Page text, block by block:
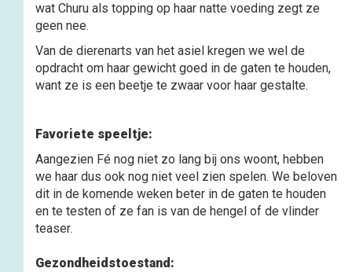
wat Churu als topping op haar natte voeding zegt ze
geen nee.
Van de dierenarts van het asiel kregen we wel de
opdracht om haar gewicht goed in de gaten te houden,
want ze is een beetje te zwaar voor haar gestalte.
Favoriete speeltje:
Aangezien Fé nog niet zo lang bij ons woont, hebben
we haar dus ook nog niet veel zien spelen. We beloven
dit in de komende weken beter in de gaten te houden
en te testen of ze fan is van de hengel of de vlinder
teaser.
Gezondheidstoestand: